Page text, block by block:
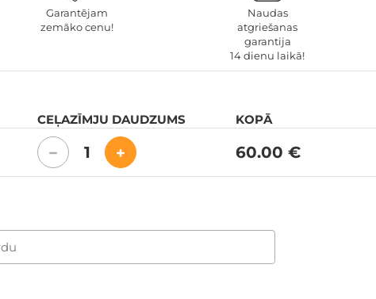
Garantējam
zemāko cenu!
Naudas
atgriešanas
garantija
14 dienu laikā!
CEĻAZĪMJU DAUDZUMS KOPĀ
− 1 + 60.00 €